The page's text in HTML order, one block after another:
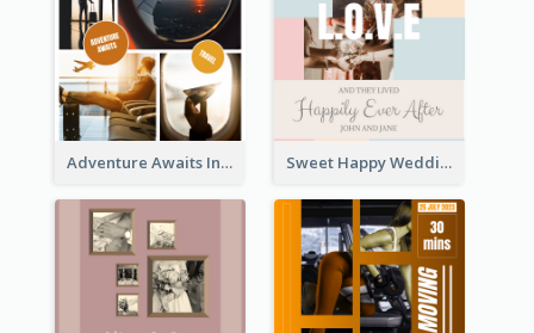
Adventure Awaits Instagram Post Sweet Happy Wedding Instagram Post